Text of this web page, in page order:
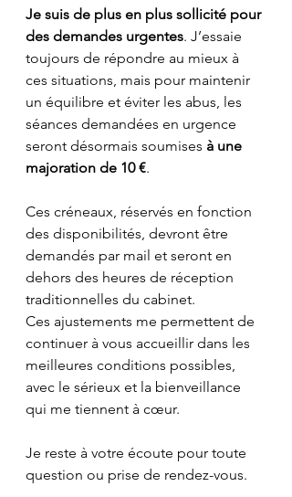
Je suis de plus en plus sollicité pour
des demandes urgentes. J’essaie
toujours de répondre au mieux à
ces situations, mais pour maintenir
un équilibre et éviter les abus, les
séances demandées en urgence
seront désormais soumises à une
majoration de 10 €.
Ces créneaux, réservés en fonction
des disponibilités, devront être
demandés par mail et seront en
dehors des heures de réception
traditionnelles du cabinet.
Ces ajustements me permettent de
continuer à vous accueillir dans les
meilleures conditions possibles,
avec le sérieux et la bienveillance
qui me tiennent à cœur.
Je reste à votre écoute pour toute
question ou prise de rendez-vous.